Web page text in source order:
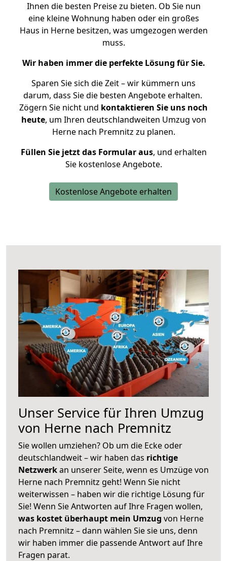
Ihnen die besten Preise zu bieten. Ob Sie nun
eine kleine Wohnung haben oder ein großes
Haus in Herne besitzen, was umgezogen werden
muss.
Wir haben immer die perfekte Lösung für Sie.
Sparen Sie sich die Zeit – wir kümmern uns
darum, dass Sie die besten Angebote erhalten.
Zögern Sie nicht und kontaktieren Sie uns noch
heute, um Ihren deutschlandweiten Umzug von
Herne nach Premnitz zu planen.
Füllen Sie jetzt das Formular aus, und erhalten
Sie kostenlose Angebote.
Kostenlose Angebote erhalten
Unser Service für Ihren Umzug
von Herne nach Premnitz
Sie wollen umziehen? Ob um die Ecke oder
deutschlandweit – wir haben das richtige
Netzwerkan unserer Seite, wenn es Umzüge von
Herne nach Premnitz geht! Wenn Sie nicht
weiterwissen – haben wir die richtige Lösung für
Sie! Wenn Sie Antworten auf Ihre Fragen wollen,
was kostet überhaupt mein Umzug von Herne
nach Premnitz – dann wählen Sie sie uns, denn
wir haben immer die passende Antwort auf Ihre
Fragen parat.